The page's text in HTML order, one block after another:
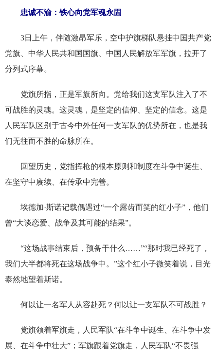
忠诚不渝：铁心向党军魂永固
3日上午，伴随激昂军乐，空中护旗梯队悬挂中国共产党
党旗、中华人民共和国国旗、中国人民解放军军旗，拉开了
分列式序幕。
党旗所指，正是军旗所向。党给我们这支军队注入了不
可战胜的灵魂。这灵魂，是坚定的信仰、坚定的信念。这是
人民军队区别于古今中外任何一支军队的优势所在，也是我
们无往而不胜的命脉所在。
回望历史，党指挥枪的根本原则和制度在斗争中诞生、
在坚守中赓续、在传承中完善。
埃德加·斯诺记载偶遇过“一个露齿而笑的红小子”，他们
曾“大谈恋爱、战争及其可能的结果”。
“这场战事结束后，预备干什么……”“那时我已经死了，
我们大半都将死在这场战争中。”这个红小子微笑着说，目光
泰然地望着斯诺。
何以让一名军人从容赴死？何以让一支军队不可战胜？
党旗领着军旗走，人民军队“在斗争中诞生、在斗争中发
展、在斗争中壮大”；军旗跟着党旗走，人民军队“不畏强